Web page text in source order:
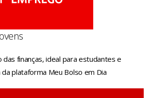
das finanças, ideal para estudantes e
plataforma Meu Bolso em Dia